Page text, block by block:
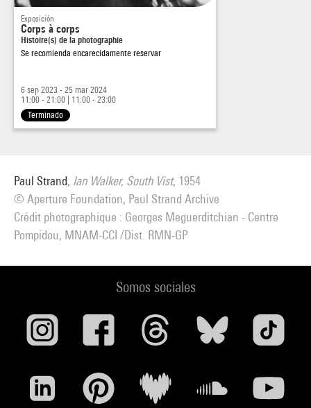
Exposición
Corps à corps
Histoire(s) de la photographie
Se recomienda encarecidamente reservar
6 sep 2023 - 25 mar 2024
11:00 - 21:00
11:00 - 23:00
Terminado
Paul Strand, Ian Walker, South Vist, 1954
© Aperture Foundation, Paul Strand Archive
Crédit photographique : Georges Meguerditchian - Centre
Pompidou, MNAM-CCI /Dist. RMN-GP
Somos sociales